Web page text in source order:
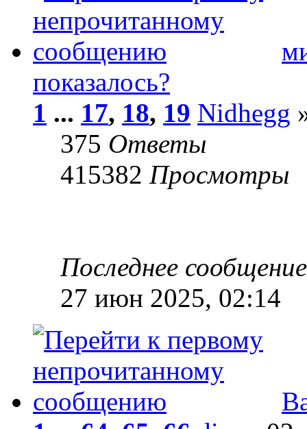
показалось?
1 ... 17, 18, 19 Nidhegg
375 Ответы
415382 Просмотры
Последнее
27 июн 2025, 02:14